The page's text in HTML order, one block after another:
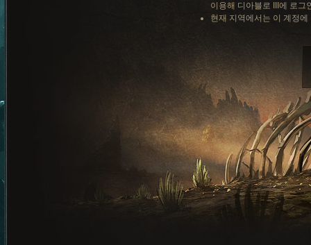
이용해 디아블로 III에 로그
현재 지역에서는 이 계정